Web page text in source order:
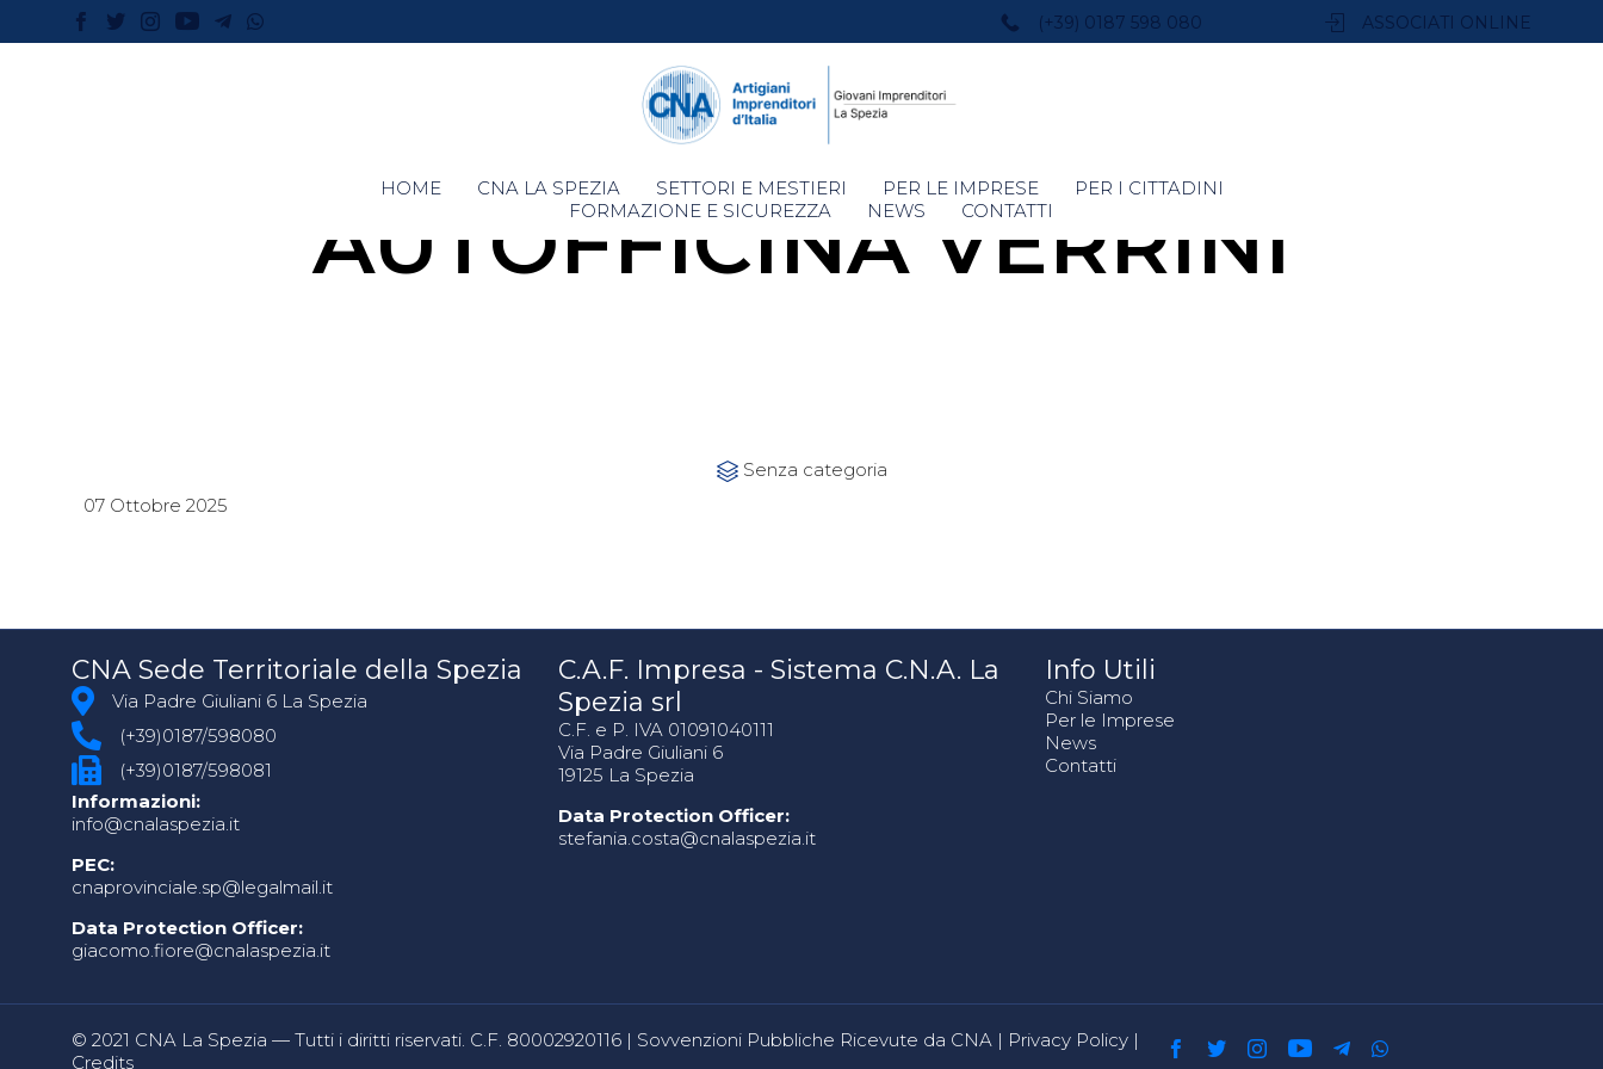
(+39) 0187 598 080 ASSOCIATI ONLINE
Skip
to
HOME CNA LA SPEZIA SETTORI E MESTIERI PER LE IMPRESE
PER I CITTADINI
FORMAZIONE E SICUREZZA
NEWS CONTATTI
AUTOFFICINA VERRINI
 Category
Senza categoria
07 Ottobre 2025
CNA Sede Territoriale della Spezia
Via Padre Giuliani 6 La Spezia
(+39)0187/598080
(+39)0187/598081
Informazioni:
info@cnalaspezia.it
PEC:
cnaprovinciale.sp@legalmail.it
Data Protection Officer:
giacomo.fiore@cnalaspezia.it
C.A.F. Impresa - Sistema C.N.A. La
Spezia srl
C.F. e P. IVA 01091040111
Via Padre Giuliani 6
19125 La Spezia
Data Protection Officer:
stefania.costa@cnalaspezia.it
Info Utili
Chi Siamo
Per le Imprese
News
Contatti
© 2021 CNA La Spezia — Tutti i diritti riservati. C.F. 80002920116 | Sovvenzioni Pubbliche Ricevute da CNA | Privacy Policy |
Credits